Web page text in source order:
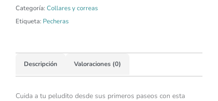
Categoría: Collares y correas
Etiqueta: Pecheras
Descripción Valoraciones (0)
Cuida a tu peludito desde sus primeros paseos con esta